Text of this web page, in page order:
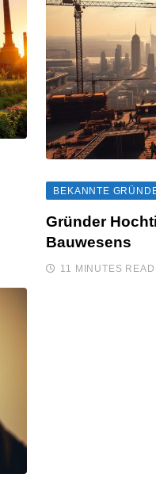
BEKANNTE
Gründer
Bauwesens
11 MINUTES READ